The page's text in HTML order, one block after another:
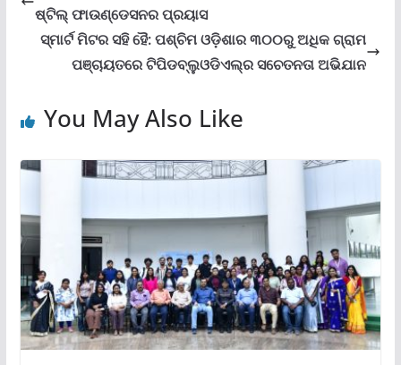
ଷ୍ଟିଲ୍ ଫାଉଣ୍ଡେସନର ପ୍ରୟାସ
ସ୍ମାର୍ଟ ମିଟର ସହି ହୈ: ପଶ୍ଚିମ ଓଡ଼ିଶାର ୩୦୦ରୁ ଅଧିକ ଗ୍ରାମ
ପଞ୍ଚାୟତରେ ଟିପିଡବ୍ଲୁଓଡିଏଲ୍‌ର ସଚେତନତା ଅଭିଯାନ
You May Also Like